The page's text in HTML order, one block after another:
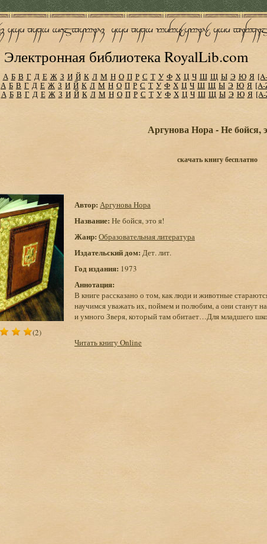
Электронная библиотека RoyalLib.com
А Б В Г Д Е Ж З И Й К Л М Н О П Р С Т У Ф Х Ц Ч Ш Щ Ы Э Ю Я
А Б В Г Д Е Ж З И Й К Л М Н О П Р С Т У Ф Х Ц Ч Ш Щ Ы Э Ю Я
А Б В Г Д Е Ж З И Й К Л М Н О П Р С Т У Ф Х Ц Ч Ш Щ Ы Э Ю Я
Аргунова Нора - Не бойся,
скачать книгу бесплатно
(2)
Автор: Аргунова Нора
Название: Не бойся, это я!
Жанр: Образовательная литература
Издательский дом: Дет. лит.
Год издания: 1973
Аннотация:
В книге рассказано о том, как люди и животные
научимся уважать их, поймем и полюбим, а они станут
и умного Зверя, который там обитает…Для младшего
Читать книгу Online